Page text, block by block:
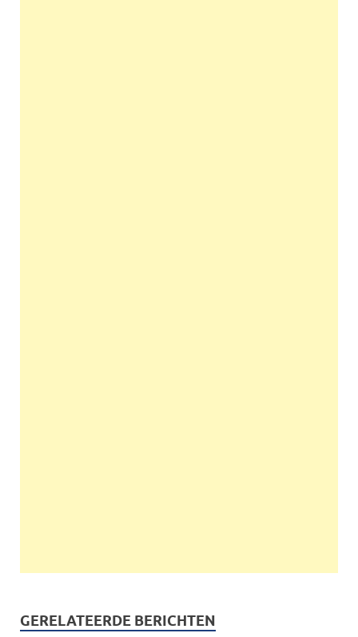
GERELATEERDE BERICHTEN